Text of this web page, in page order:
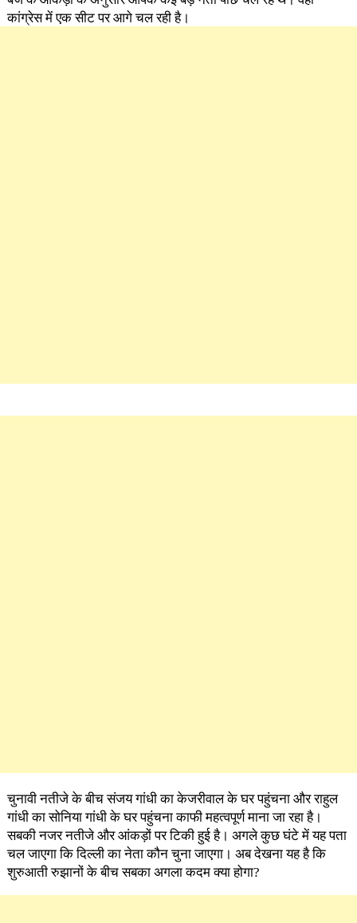
कांग्रेस में एक सीट पर आगे चल रही है।
चुनावी नतीजे के बीच संजय गांधी का केजरीवाल के घर पहुंचना और राहुल
गांधी का सोनिया गांधी के घर पहुंचना काफी महत्वपूर्ण माना जा रहा है।
सबकी नजर नतीजे और आंकड़ों पर टिकी हुई है। अगले कुछ घंटे में यह पता
चल जाएगा कि दिल्ली का नेता कौन चुना जाएगा। अब देखना यह है कि
शुरुआती रुझानों के बीच सबका अगला कदम क्या होगा?